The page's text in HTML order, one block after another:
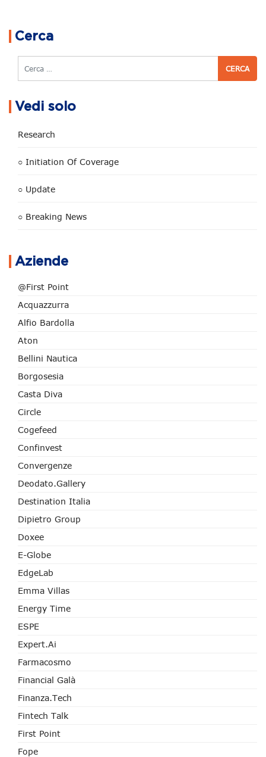
Cerca
Cerca
Vedi solo
Research
○ Initiation Of Coverage
○ Update
○ Breaking News
Aziende
@First Point
Acquazzurra
Alfio Bardolla
Aton
Bellini Nautica
Borgosesia
Casta Diva
Circle
Cogefeed
Confinvest
Convergenze
Deodato.Gallery
Destination Italia
Dipietro Group
Doxee
E-Globe
EdgeLab
Emma Villas
Energy Time
ESPE
Expert.ai
Farmacosmo
Financial Galà
Finanza.tech
Fintech Talk
First Point
Fope